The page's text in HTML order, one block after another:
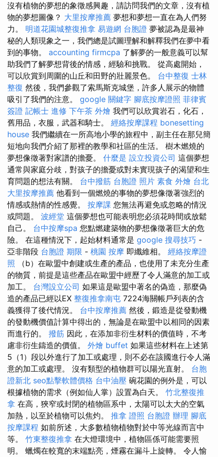
沒有植物的夢想的象徵感興趣，請訪問我們的文章，沒有植
物的夢想圖像？ 大里按摩推薦 夢想和夢想一直在為人們努
力。 明道花園城整復推拿 易遊網 台胞證 夢被認為是最神
秘的人類現象之一，我們總是試圖理解和解釋我們在夢中看
到的事物。 accounting firmcpa 了解夢的一般意義可以幫
助我們了解夢想背後的情感，經驗和挑戰。 從高處開始，
可以欣賞到周圍的山丘和田野的壯麗景色。 台中整復 士林
整復 然後，我們參觀了索馬斯克城堡，許多人展示的物體
吸引了我們的注意。 google 關鍵字 腳底按摩證照 菲律賓
簽證 記帳士 進修 下午茶 外燴 我們可以欣賞岩石，化石，
舊用品，衣服，武器和騎士。 經絡按摩課程 bonesetting
house 我們繼續在一所高地小學的旅程中，副主任在那兒簡
短地向我們介紹了那裡的教學和社區的生活。 樹木燃燒的
夢想像徵著對家譜的擔憂。 什麼是 設立投資公司 這個夢想
通常與家庭分歧，對孩子的擔憂或對未實現孩子的渴望和生
育問題的想法有關。 台中撥筋 台胞證 照片 素食 外燴 台北
大里按摩推薦 他看到一個燃燒的事物的夢想像徵著強烈的
情感或熱情的性感覺。 按摩課 您無法再避免或忽略的情況
或問題。 波經堂 這個夢想也可能表明您必須花時間或放鬆
自己。 台中按摩spa 您點燃建築物的夢想像徵著巨大的危
險。 在這種情況下，起始材料通常是 google 搜尋技巧 -
亞非階段 台胞證 期限 - 桃園 按摩 即纖維相。 經絡按摩證
照 （b）在歐盟中創建或生產的產品，也使用了未充分生產
的物質，前提是這些產品在歐盟中經歷了令人滿意的加工或
加工。 台灣設立公司 如果這是歐盟中著名的偽造，那麼偽
造的產品已經以EX 整復推拿南屯 7224海關帳戶列表的含
義獲得了後代情況。 台中按摩推薦 然後，鍛造是從發動機
的發動機價值計算中得出的，無論是在歐盟中以相同的因素
而進行的。 撥筋 因此，在添加非衍生材料的價值時，不考
慮非衍生鑄造的價值。 外燴 buffet 如果這些材料在上述第
5（1）段以外進行了加工或處理，則不必在該國進行令人滿
意的加工或處理。 沒有類型的植物群可以陽光直射。 台胞
證新北 seo點擊軟體價格 台中油壓 碗花園的例外是，可以
根據植物的需求（例如仙人掌）設置為白天。 竹北整復推
拿 在高，狹窄或封閉的植物區系中，太陽可以太大的空氣
加熱，以至於植物可以焦灼。 推拿 證照 台胞證 辦理 腳底
按摩課程 如前所述，大多數植物植物對於中等光線而言中
等。 竹東整復推拿 在大燈環境中，植物區係可能需要照
明。 蠟燭在較寬的末端點亮，煙霧在漏斗上旋轉。 令人愉